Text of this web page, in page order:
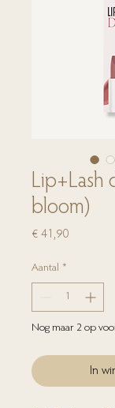
Lip+Lash
bloom)
€ 41,90Prijs
Aantal *
Nog maar 2 op
In